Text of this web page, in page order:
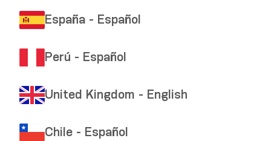
España - Español
Perú - Español
United Kingdom - English
Chile - Español